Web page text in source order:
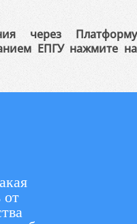
через Платформу
ЕПГУ нажмите на